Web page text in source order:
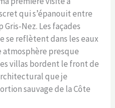
qui s’épanouit entre
Nez. Les façades
se reflètent dans les eaux
presque
villas bordent le front de
que je
sauvage de la Côte